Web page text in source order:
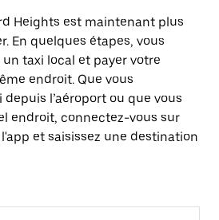
Heights est maintenant plus
En quelques étapes, vous
taxi local et payer votre
endroit. Que vous
l’aéroport ou que vous
endroit, connectez-vous sur
et saisissez une destination